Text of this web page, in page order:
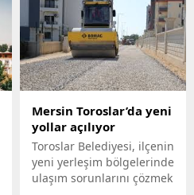
edemeyenler için bilimi
yurttaşın ayağına
götürüyor. ‘Gökyüzü
Hepimizin, Bilim Her
Yerde’ sloganıyla yola
çıkan Büyükşehir,
Mersin’in ilçelerini tek tek
gezerek 7’den 70’e herkesi
bilimle buluşturuyor.
Bilimi, hayatın her
alanında yaygınlaştırmayı
amaçlayan...
Mersin Toroslar’da yeni
yollar açılıyor
Toroslar Belediyesi, ilçenin
yeni yerleşim bölgelerinde
ulaşım sorunlarını çözmek